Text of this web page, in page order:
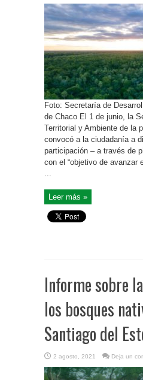
Foto: Secretaría de
de Chaco El 1 de junio, la
Territorial y Ambiente de la
convocó a la ciudadanía a
participación – a través de
con el “objetivo de avanzar
Leer más »
Informe sobre
los bosques
Santiago del
2 agosto, 2021 Deja un